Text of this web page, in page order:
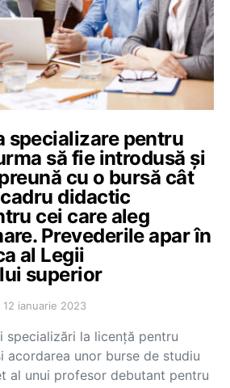
specializare pentru
să fie introdusă și
cu o bursă cât
didactic
cei care aleg
Prevederile apar în
al Legii
superior
12 ianuarie 2023
specializări la licență pentru
acordarea unor burse de studiu
al unui profesor debutant pentru